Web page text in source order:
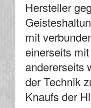
Hersteller
mit
einerseits
andererseits
der Technik
Knaufs der